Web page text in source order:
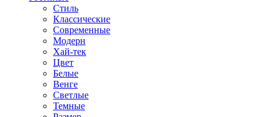
Стиль
Классические
Современные
Модерн
Хай-тек
Цвет
Белые
Венге
Светлые
Темные